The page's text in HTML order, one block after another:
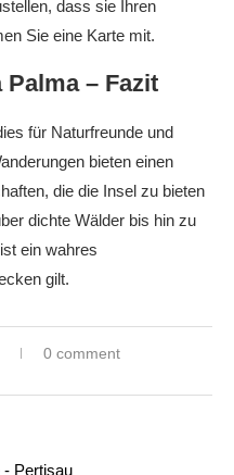
dass sie Ihren
Sie eine Karte mit.
– Fazit
für Naturfreunde und
bieten einen
die die Insel zu bieten
dichte Wälder bis hin zu
ein wahres
gilt.
0 comment